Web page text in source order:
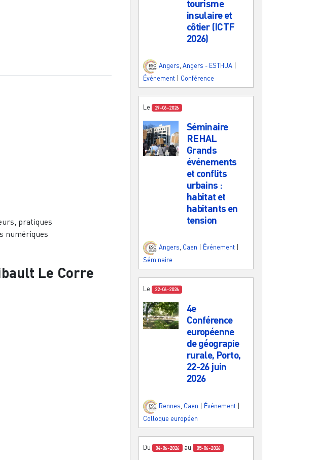
pratiques
numériques
Le Corre
tourisme
insulaire et
côtier (ICTF
2026)
Angers Angers - ESTHUA
Événement
Conférence
Le 29-06-2026
Séminaire
REHAL
Grands
événements
et conflits
urbains :
habitat et
habitants en
tension
Angers, Caen Événement
Séminaire
Le 22-06-2026
4e
Conférence
européenne
de géograpie
rurale, Porto,
22-26 juin
2026
Rennes Caen Événement
Colloque européen
Du 04-06-2026 au 05-06-2026